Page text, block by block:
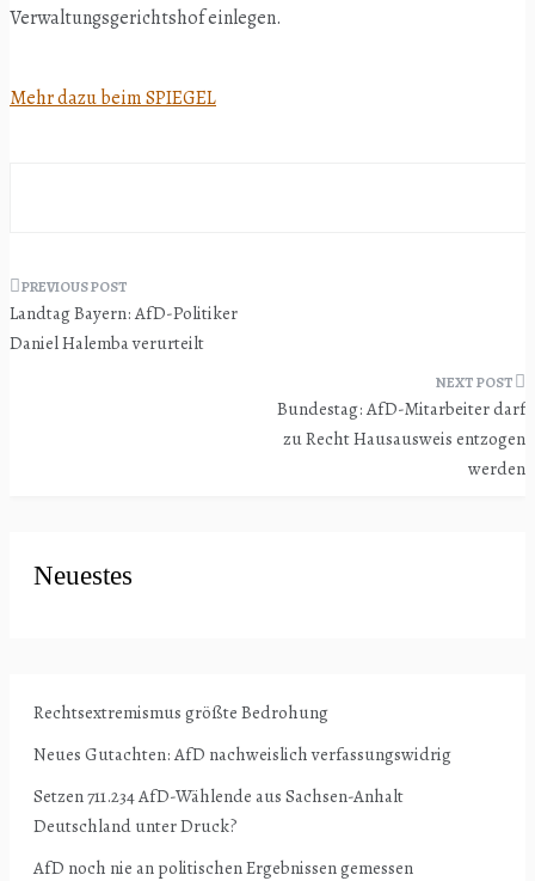
Verwaltungsgerichtshof einlegen.
Mehr dazu beim SPIEGEL
Beitragsnavigation
Landtag Bayern: AfD-Politiker
Daniel Halemba verurteilt
Bundestag: AfD-Mitarbeiter darf
zu Recht Hausausweis entzogen
werden
Neuestes
Rechtsextremismus größte Bedrohung
Neues Gutachten: AfD nachweislich verfassungswidrig
Setzen 711.234 AfD-Wählende aus Sachsen-Anhalt
Deutschland unter Druck?
AfD noch nie an politischen Ergebnissen gemessen